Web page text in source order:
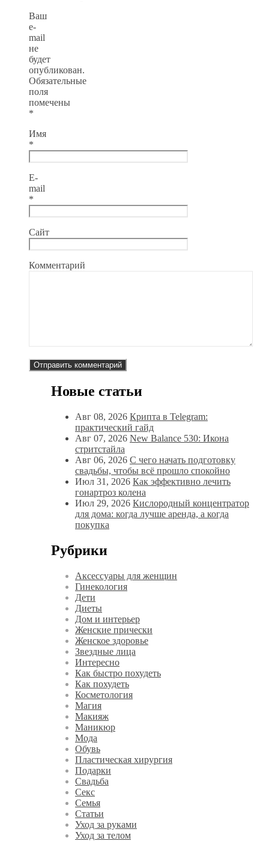
Ваш
e-
mail
не
будет
опубликован.
Обязательные
поля
помечены
*
Имя
*
E-
mail
*
Сайт
Комментарий
Новые статьи
Авг 08, 2026 Крипта в Telegram:
практический гайд
Авг 07, 2026 New Balance 530: Икона
стритстайла
Авг 06, 2026 С чего начать подготовку
свадьбы, чтобы всё прошло спокойно
Июл 31, 2026 Как эффективно лечить
гонартроз колена
Июл 29, 2026 Кислородный концентратор
для дома: когда лучше аренда, а когда
покупка
Рубрики
Аксессуары для женщин
Гинекология
Дети
Диеты
Дом и интерьер
Женские прически
Женское здоровье
Звездные лица
Интересно
Как быстро похудеть
Как похудеть
Косметология
Магия
Макияж
Маникюр
Мода
Обувь
Пластическая хирургия
Подарки
Свадьба
Секс
Семья
Статьи
Уход за руками
Уход за телом